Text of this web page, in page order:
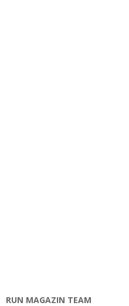
RUN MAGAZIN TEAM